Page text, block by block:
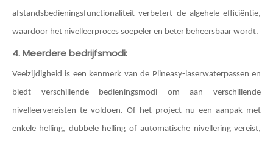
afstandsbedieningsfunctionaliteit verbetert de algehele efficiëntie,
waardoor het nivelleerproces soepeler en beter beheersbaar wordt.
4. Meerdere bedrijfsmodi:
Veelzijdigheid is een kenmerk van de Plineasy-laserwaterpassen en
biedt verschillende bedieningsmodi om aan verschillende
nivelleervereisten te voldoen. Of het project nu een aanpak met
enkele helling, dubbele helling of automatische nivellering vereist,